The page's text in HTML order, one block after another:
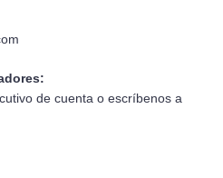
de cuenta o escríbenos a